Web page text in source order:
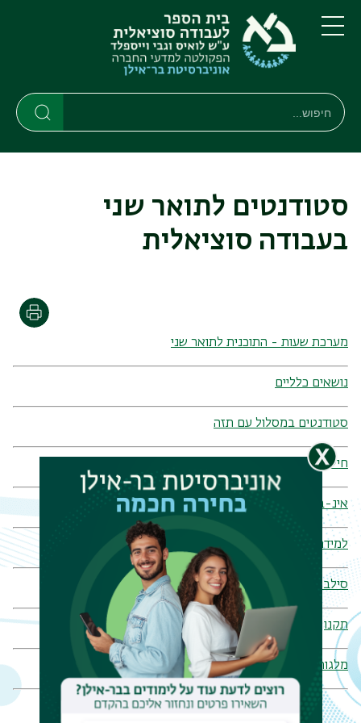
דילוג
לתוכן
העיקרי
דילוג
לתפריט
ניווט
ראשי
תפריט
חיפוש
Search
סטודנטים לתואר שני
בעבודה סוציאלית
מערכת שעות - התוכנית לתואר שני
נושאים כלליים
סטודנטים במסלול עם תזה
חילופי סטודנטים
אינ-בר (מידע אישי לסטודנט)
למידה מתוקשבת (למדה)
סילבוסים ורשימות ביבליוגרפיות
תקנון ביה"ס לעבודה סוציאלית
מלגות ופרסים